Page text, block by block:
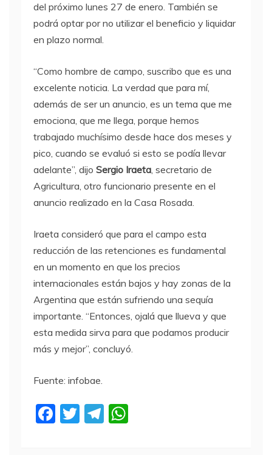
del próximo lunes 27 de enero. También se
podrá optar por no utilizar el beneficio y liquidar
en plazo normal.
“Como hombre de campo, suscribo que es una
excelente noticia. La verdad que para mí,
además de ser un anuncio, es un tema que me
emociona, que me llega, porque hemos
trabajado muchísimo desde hace dos meses y
pico, cuando se evaluó si esto se podía llevar
adelante”, dijo Sergio Iraeta, secretario de
Agricultura, otro funcionario presente en el
anuncio realizado en la Casa Rosada.
Iraeta consideró que para el campo esta
reducción de las retenciones es fundamental
en un momento en que los precios
internacionales están bajos y hay zonas de la
Argentina que están sufriendo una sequía
importante. “Entonces, ojalá que llueva y que
esta medida sirva para que podamos producir
más y mejor”, concluyó.
Fuente: infobae.
F
T
T